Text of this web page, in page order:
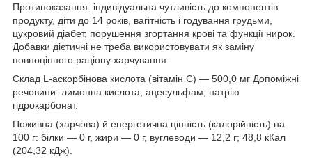
Протипоказання: індивідуальна чутливість до компонентів
продукту, діти до 14 років, вагітність і годування грудьми,
цукровий діабет, порушення згортання крові та функції нирок.
Добавки дієтичні не треба використовувати як заміну
повноцінного раціону харчування.
Склад L-аскорбінова кислота (вітамін С) — 500,0 мг Допоміжні
речовини: лимонна кислота, ацесульфам, натрію
гідрокарбонат.
Поживна (харчова) й енергетична цінність (калорійність) на
100 г: білки — 0 г, жири — 0 г, вуглеводи — 12,2 г; 48,8 кКал
(204,32 кДж).